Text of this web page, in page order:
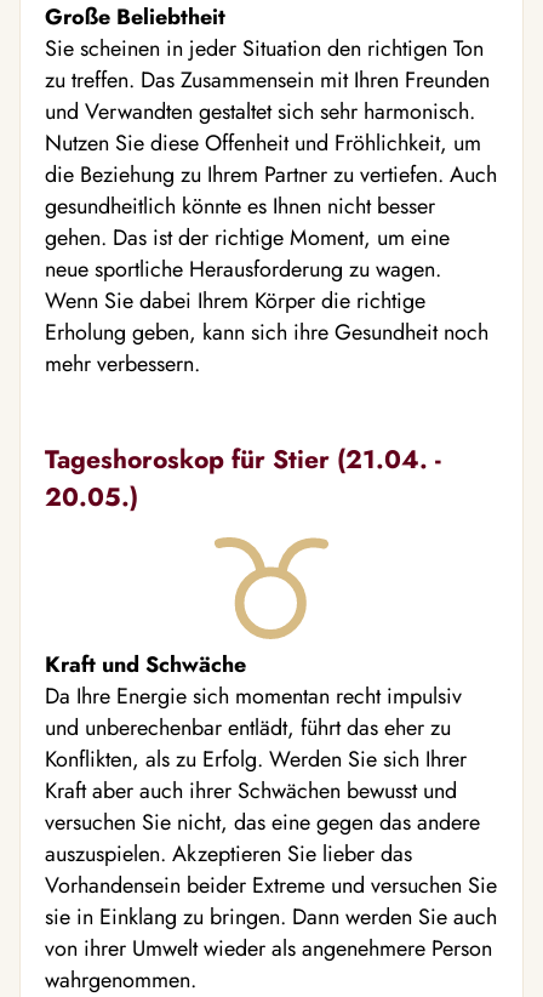
Große Beliebtheit
Sie scheinen in jeder Situation den richtigen Ton
zu treffen. Das Zusammensein mit Ihren Freunden
und Verwandten gestaltet sich sehr harmonisch.
Nutzen Sie diese Offenheit und Fröhlichkeit, um
die Beziehung zu Ihrem Partner zu vertiefen. Auch
gesundheitlich könnte es Ihnen nicht besser
gehen. Das ist der richtige Moment, um eine
neue sportliche Herausforderung zu wagen.
Wenn Sie dabei Ihrem Körper die richtige
Erholung geben, kann sich ihre Gesundheit noch
mehr verbessern.
Tageshoroskop für Stier (21.04. -
20.05.)
Kraft und Schwäche
Da Ihre Energie sich momentan recht impulsiv
und unberechenbar entlädt, führt das eher zu
Konflikten, als zu Erfolg. Werden Sie sich Ihrer
Kraft aber auch ihrer Schwächen bewusst und
versuchen Sie nicht, das eine gegen das andere
auszuspielen. Akzeptieren Sie lieber das
Vorhandensein beider Extreme und versuchen Sie
sie in Einklang zu bringen. Dann werden Sie auch
von ihrer Umwelt wieder als angenehmere Person
wahrgenommen.